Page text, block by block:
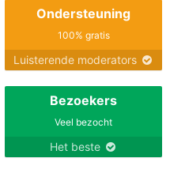
Ondersteuning
100% gratis
Luisterende moderators
Bezoekers
Veel bezocht
Het beste